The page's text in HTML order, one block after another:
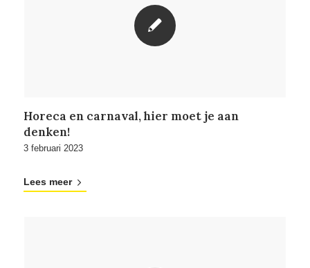
Horeca en carnaval, hier moet je aan
denken!
3 februari 2023
Lees meer